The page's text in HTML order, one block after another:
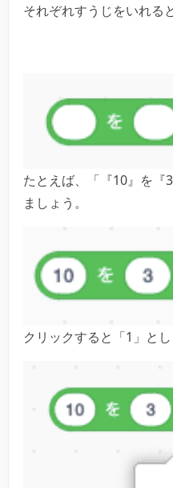
それぞれすうじをいれる
たとえば、「『10』を『
ましょう。
クリックすると「1」とし